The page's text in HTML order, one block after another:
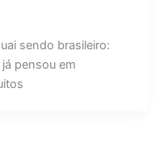
sendo brasileiro:
pensou em